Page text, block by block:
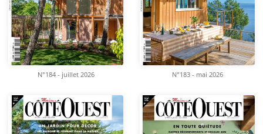
N°184 - juillet 2026 N°183 - mai 2026